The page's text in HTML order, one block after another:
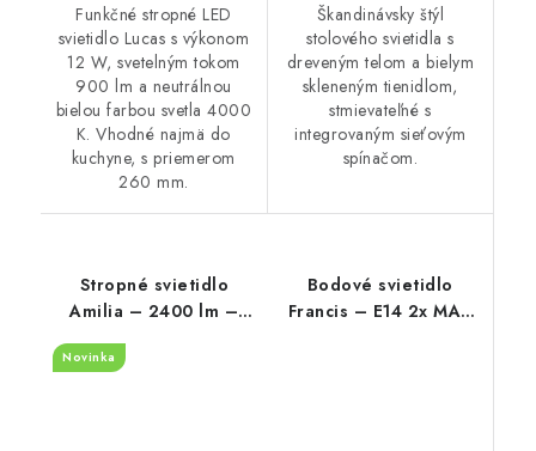
Funkčné stropné LED
svietidlo Lucas s výkonom
12 W, svetelným tokom
900 lm a neutrálnou
bielou farbou svetla 4000
K. Vhodné najmä do
kuchyne, s priemerom
260 mm.
Škandinávsky štýl
stolového svietidla s
dreveným telom a bielym
skleneným tienidlom,
stmievateľné s
integrovaným sieťovým
spínačom.
Stropné svietidlo
Amilia – 2400 lm –
LED 22 W – IP20
Novinka
Bodové svietidlo
Francis – E14 2x MAX